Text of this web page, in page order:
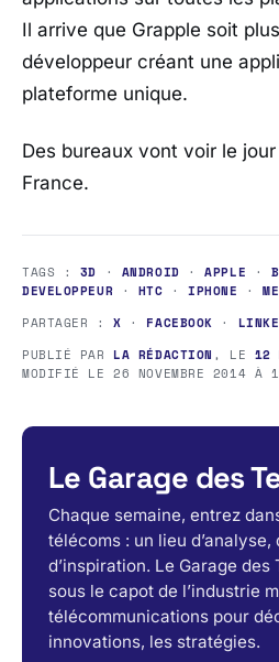
Il arrive que Grapple soit
développeur créant une
plateforme unique.
Des bureaux vont voir le
France.
TAGS : 3D · ANDROID ·APPLE ·
DEVELOPPEUR · HTC ·IPHONE ·
PARTAGER :X · FACEBOOK ·
PUBLIÉ PAR LA RÉDACTION , LE 12
MODIFIÉ LE26 NOVEMBRE 2014 À
Le Garage des
Chaque semaine, entrez
télécoms : un lieu
d’inspiration. Le Garage des
sous le capot de l’industrie
télécommunications pour
innovations, les stratégies.